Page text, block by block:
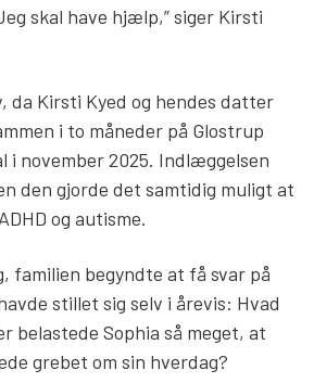
skal have hjælp,” siger Kirsti
da Kirsti Kyed og hendes datter
i to måneder på Glostrup
i november 2025. Indlæggelsen
den gjorde det samtidig muligt at
og autisme.
familien begyndte at få svar på
stillet sig selv i årevis: Hvad
belastede Sophia så meget, at
grebet om sin hverdag?